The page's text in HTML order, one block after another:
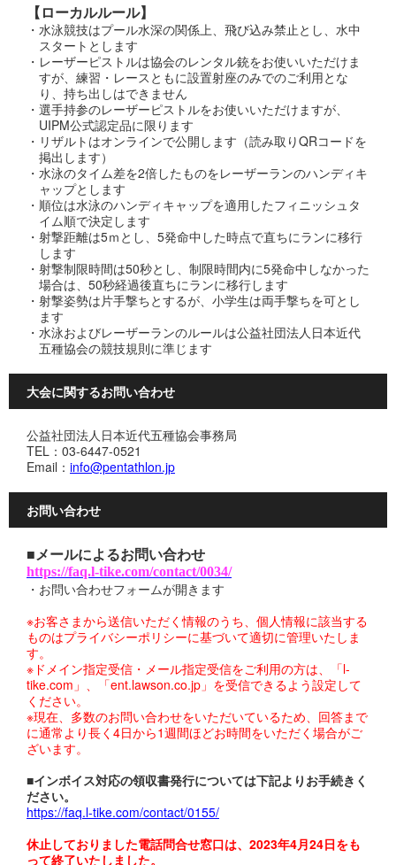
【ローカルルール】
・水泳競技はプール水深の関係上、飛び込み禁止とし、水中
スタートとします
・レーザーピストルは協会のレンタル銃をお使いいただけま
すが、練習・レースともに設置射座のみでのご利用とな
り、持ち出しはできません
・選手持参のレーザーピストルをお使いいただけますが、
UIPM公式認定品に限ります
・リザルトはオンラインで公開します（読み取りQRコードを
掲出します）
・水泳のタイム差を2倍したものをレーザーランのハンディキ
ャップとします
・順位は水泳のハンディキャップを適用したフィニッシュタ
イム順で決定します
・射撃距離は5ｍとし、5発命中した時点で直ちにランに移行
します
・射撃制限時間は50秒とし、制限時間内に5発命中しなかった
場合は、50秒経過後直ちにランに移行します
・射撃姿勢は片手撃ちとするが、小学生は両手撃ちを可とし
ます
・水泳およびレーザーランのルールは公益社団法人日本近代
五種協会の競技規則に準じます
大会に関するお問い合わせ
公益社団法人日本近代五種協会事務局
TEL：03-6447-0521
Email： info@pentathlon.jp
お問い合わせ
■メールによるお問い合わせ
https://faq.l-tike.com/contact/0034/
・お問い合わせフォームが開きます
※お客さまから送信いただく情報のうち、個人情報に該当する
ものはプライバシーポリシーに基づいて適切に管理いたしま
す。
※ドメイン指定受信・メール指定受信をご利用の方は、「l-
tike.com」、「ent.lawson.co.jp」を受信できるよう設定して
ください。
※現在、多数のお問い合わせをいただいているため、回答まで
に通常より長く4日から1週間ほどお時間をいただく場合がご
ざいます。
■インボイス対応の領収書発行については下記よりお手続きく
ださい。
https://faq.l-tike.com/contact/0155/
休止しておりました電話問合せ窓口は、2023年4月24日をも
って終了いたしました。